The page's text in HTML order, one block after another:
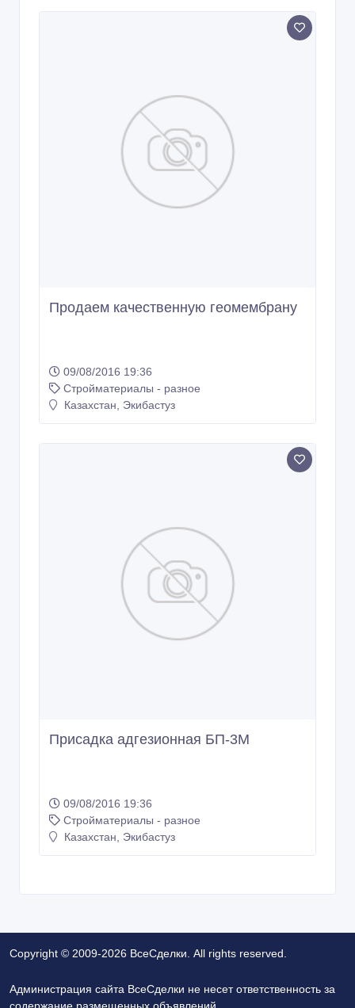
Продаем качественную геомембрану
09/08/2016 19:36
Стройматериалы - разное
Казахстан, Экибастуз
Присадка адгезионная БП-3М
09/08/2016 19:36
Стройматериалы - разное
Казахстан, Экибастуз
Copyright © 2009-2026 ВсеСделки. All rights reserved.
Администрация сайта ВсеСделки не несет ответственность за
содержание размещенных объявлений.